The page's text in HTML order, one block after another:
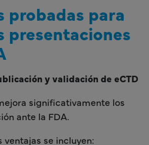
probadas para
presentaciones
y validación de eCTD
significativamente los
ante la FDA.
se incluyen: